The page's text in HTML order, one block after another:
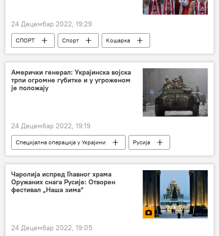
24 Децембар 2022, 19:29
СПОРТ Спорт
Кошарка
КК Црвена звезда
Амерички генерал: Украјинска војска
трпи огромне губитке и у угроженом
је положају
24 Децембар 2022, 19:19
Специјална операција у Украјини
Русија
Русија – војска и наоружање
Русија – политика
Специјална војна операција у Украјини – вести
Војска и наоружање
Чаролија испред Главног храма
Оружаних снага Русије: Отворен
фестивал „Наша зима“
24 Децембар 2022, 19:05